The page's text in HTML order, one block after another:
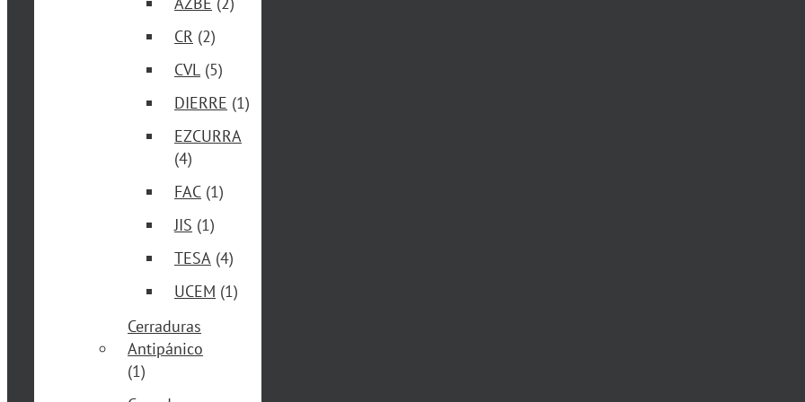
CR (2)
CVL (5)
DIERRE (1)
EZCURRA
(4)
FAC (1)
JIS (1)
TESA (4)
UCEM (1)
Cerraduras
Antipánico
(1)